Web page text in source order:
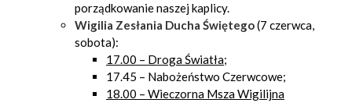
porządkowanie naszej kaplicy.
Wigilia Zesłania Ducha Świętego(7 czerwca,
sobota):
17.00 – Droga Światła;
17.45 – Nabożeństwo Czerwcowe;
18.00 – Wieczorna Msza Wigilijna